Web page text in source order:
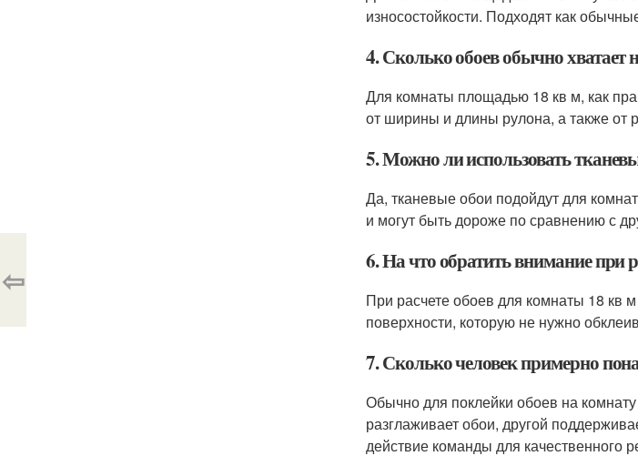
износостойкости. Подходят как
4. Сколько обоев обычно хватает
Для комнаты площадью 18 кв м, как
от ширины и длины рулона, а также от
5. Можно ли использовать
Да, тканевые обои подойдут для
и могут быть дороже по сравнению с
6. На что обратить внимание при
При расчете обоев для комнаты 18 кв
поверхности, которую не нужно
7. Сколько человек примерно
Обычно для поклейки обоев на
разглаживает обои, другой
действие команды для качественного
⇦